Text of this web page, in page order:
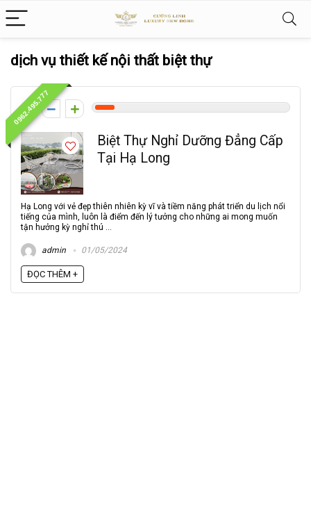
dịch vụ thiết kế nội thất biệt thự
0962.495.777
1
Biệt Thự Nghỉ Dưỡng Đẳng Cấp
Tại Hạ Long
Hạ Long với vẻ đẹp thiên nhiên kỳ vĩ và tiềm năng phát triển du lịch nổi
tiếng của mình, luôn là điểm đến lý tưởng cho những ai mong muốn
tận hưởng kỳ nghỉ thú ...
admin 01/05/2024
ĐỌC THÊM +